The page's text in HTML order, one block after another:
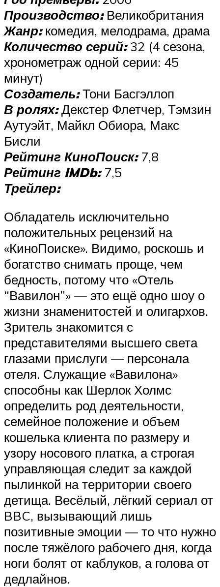
Производство:Великобритания
Жанр:комедия, мелодрама, драма
Количество серий:32 (4 сезона,
хронометраж одной серии: 45
минут)
Создатель:Тони Басгэллоп
В ролях:Декстер Флетчер, Тэмзин
Аутуэйт, Майкл Обиора, Макс
Бисли
Рейтинг КиноПоиск:7,8
Рейтинг IMDb:7,5
Трейлер:
Обладатель исключительно
положительных рецензий на
«КиноПоиске». Видимо, роскошь и
богатство снимать проще, чем
бедность, потому что «Отель
“Вавилон”» — это ещё одно шоу о
жизни знаменитостей и олигархов.
Зритель знакомится с
представителями высшего света
глазами прислуги — персонала
отеля. Служащие «Вавилона»
способны как Шерлок Холмс
определить род деятельности,
семейное положение и объем
кошелька клиента по размеру и
узору носового платка, а строгая
управляющая следит за каждой
пылинкой на территории своего
детища. Весёлый, лёгкий сериал от
BBC, вызывающий лишь
позитивные эмоции — то что нужно
после тяжёлого рабочего дня, когда
ноги болят от каблуков, а голова от
дедлайнов.